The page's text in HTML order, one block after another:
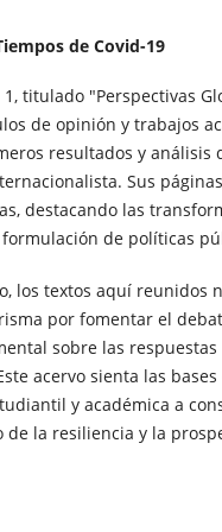
de Covid-19
1, titulado "Perspectivas
de opinión y trabajos
resultados y análisis
Sus
destacando las
de políticas
los textos aquí reunidos
por fomentar el
sobre las
acervo sienta las
y académica a
la resiliencia y la